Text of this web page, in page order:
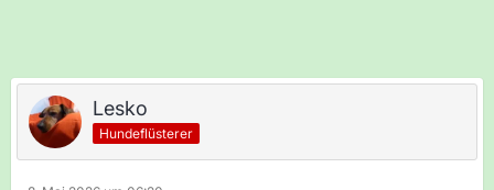
Lesko
Hundeflüsterer